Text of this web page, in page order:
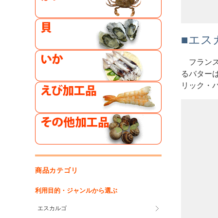
■エス
フラン
るバター
リック・
商品カテゴリ
利用目的・ジャンルから選ぶ
エスカルゴ